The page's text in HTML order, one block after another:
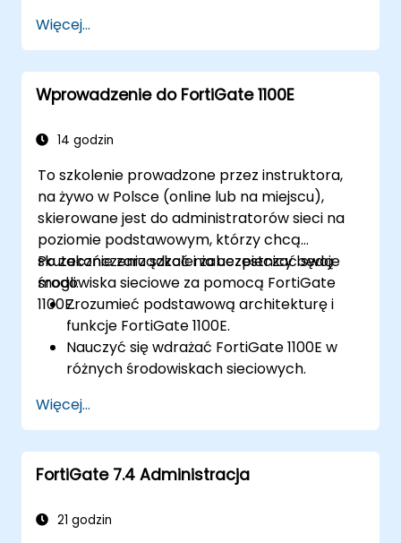
politykami poprzez FortiManager.
Stosować strategie prewencyjnej
konserwacji i rozwiązywać problemy
sieciowe.
Więcej...
Wprowadzenie do FortiGate 1100E
14 godzin
To szkolenie prowadzone przez instruktora,
na żywo w Polsce (online lub na miejscu),
skierowane jest do administratorów sieci na
poziomie podstawowym, którzy chcą
skutecznie zarządzać i zabezpieczać swoje
środowiska sieciowe za pomocą FortiGate
1100E.
Po zakończeniu szkolenia uczestnicy będą
mogli:
Zrozumieć podstawową architekturę i
funkcje FortiGate 1100E.
Nauczyć się wdrażać FortiGate 1100E w
różnych środowiskach sieciowych.
podstawowej konfiguracji i zarządzaniu.
Zrozumieć zasady bezpieczeństwa, NAT i
VPN.
Nauczyć się monitorować i utrzymywać
Więcej...
FortiGate 7.4 Administracja
21 godzin